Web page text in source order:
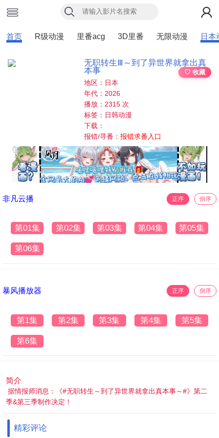
首页 R级动漫 里番acg 3D里番 无限动漫 日本
无职转生Ⅲ～到了异世界就拿出真
本事
♡ 收藏
地区：日本
年代：2026
播放：2315 次
标签：日韩动漫
下载：
报错/寻番：报错求番入口
非凡云播 正序 倒序
第01集 第02集 第03集 第04集 第05集
第06集
暴风播放器 正序 倒序
第1集 第2集 第3集 第4集 第5集
第6集
简介
据情报师消息：《#无职转生～到了异世界就拿出真本事～#》第二
季&第三季制作决定！
精彩评论